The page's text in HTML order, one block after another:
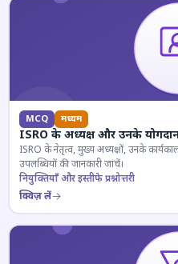
MCQ मध्यम
ISRO के अध्यक्ष और उनके
ISRO के नेतृत्व, मुख्य अध्यक्षों, उनके
उपलब्धियों की जानकारी जांचें।
नियुक्तियाँ और इस्तीफे प्रश्नोत्तरी
क्विज़ लें